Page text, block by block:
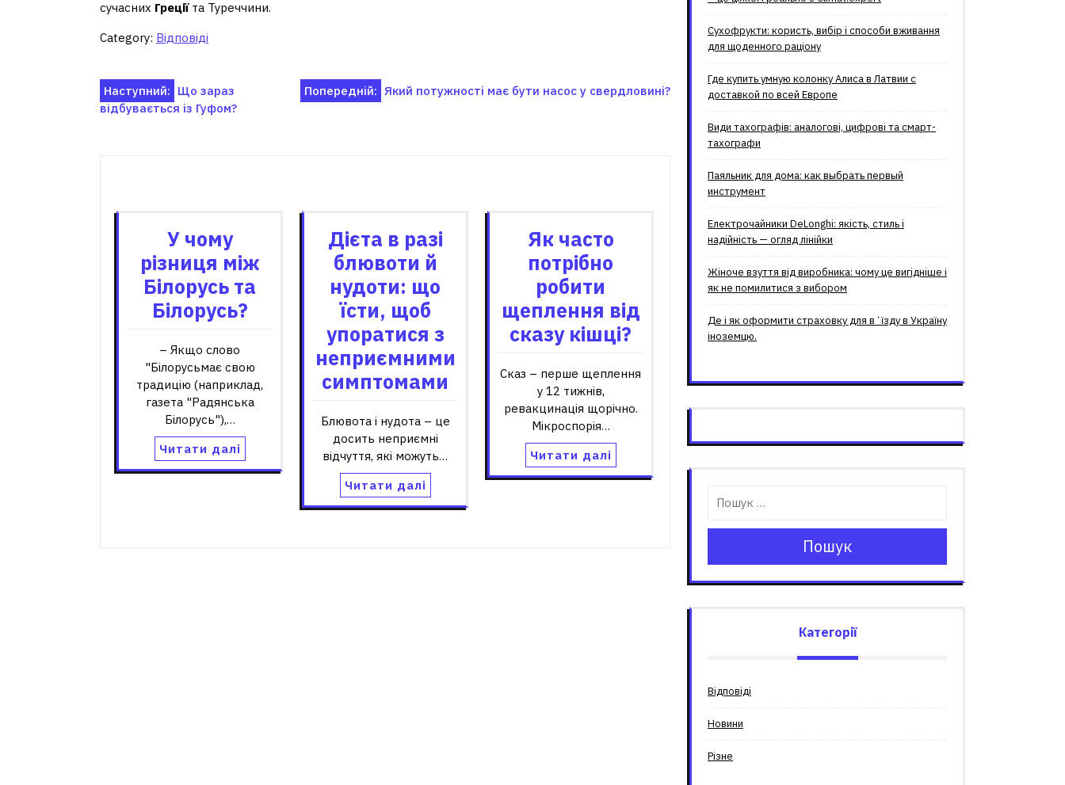
сучасних Греціїта Туреччини.
Category: Відповіді
Навігація
Попередній: Який потужності має бути насос у свердловині?
Наступний: Що зараз
відбувається із Гуфом?
У чому
різниця між
Білорусь та
Білорусь?
– Якщо слово
"Білорусьмає свою
традицію (наприклад,
газета "Радянська
Білорусь"),…
Читати далі
Дієта в разі
блювоти й
нудоти: що
їсти, щоб
упоратися з
неприємними
симптомами
Блювота і нудота – це
досить неприємні
відчуття, які можуть…
Читати далі
Як часто
потрібно
робити
щеплення від
сказу кішці?
Сказ – перше щеплення
у 12 тижнів,
ревакцинація щорічно.
Мікроспорія…
Читати далі
Сухофрукти: користь, вибір і способи вживання
для щоденного раціону
Где купить умную колонку Алиса в Латвии с
доставкой по всей Европе
Види тахографів: аналогові, цифрові та смарт-
тахографи
Паяльник для дома: как выбрать первый
инструмент
Електрочайники DeLonghi: якість, стиль і
надійність — огляд лінійки
Жіноче взуття від виробника: чому це вигідніше і
як не помилитися з вибором
Де і як оформити страховку для вʼїзду в Україну
іноземцю.
Пошук
Категорії
Відповіді
Новини
Різне